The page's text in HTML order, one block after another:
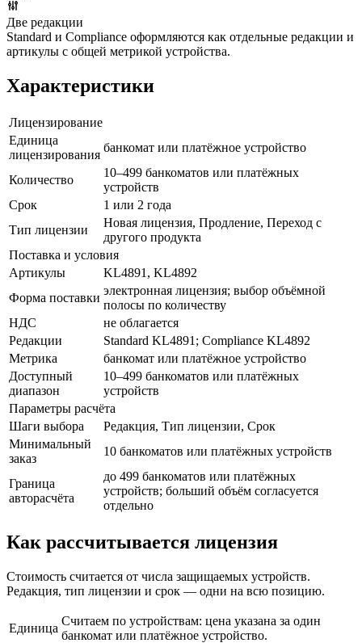
Две редакции
Standard и Compliance оформляются как отдельные редакции и
артикулы с общей метрикой устройства.
Характеристики
Лицензирование
Единица
лицензирования
банкомат или платёжное устройство
Количество
10–499 банкоматов или платёжных
устройств
Срок
1 или 2 года
Тип лицензии
Новая лицензия, Продление, Переход с
другого продукта
Поставка и условия
Артикулы
KL4891, KL4892
Форма поставки
электронная лицензия; выбор объёмной
полосы по количеству
НДС
не облагается
Редакции
Standard KL4891; Compliance KL4892
Метрика
банкомат или платёжное устройство
Доступный
диапазон
10–499 банкоматов или платёжных
устройств
Параметры расчёта
Шаги выбора
Редакция, Тип лицензии, Срок
Минимальный
заказ
10 банкоматов или платёжных устройств
Граница
авторасчёта
до 499 банкоматов или платёжных
устройств; больший объём согласуется
отдельно
Как рассчитывается лицензия
Стоимость считается от числа защищаемых устройств.
Редакция, тип лицензии и срок — одни на всю позицию.
Единица
Считаем по устройствам: цена указана за один
банкомат или платёжное устройство.